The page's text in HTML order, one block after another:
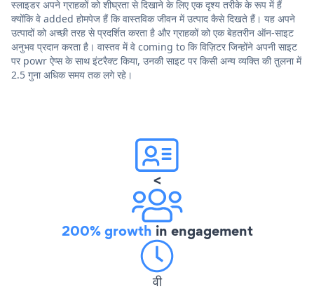
स्लाइडर अपने ग्राहकों को शीघ्रता से दिखाने के लिए एक दृश्य तरीके के रूप में हैं
क्योंकि वे added होमपेज हैं कि वास्तविक जीवन में उत्पाद कैसे दिखते हैं। यह अपने
उत्पादों को अच्छी तरह से प्रदर्शित करता है और ग्राहकों को एक बेहतरीन ऑन-साइट
अनुभव प्रदान करता है। वास्तव में वे coming to कि विज़िटर जिन्होंने अपनी साइट
पर powr ऐप्स के साथ इंटरैक्ट किया, उनकी साइट पर किसी अन्य व्यक्ति की तुलना में
2.5 गुना अधिक समय तक लगे रहे।
<
200% growth in engagement
वी